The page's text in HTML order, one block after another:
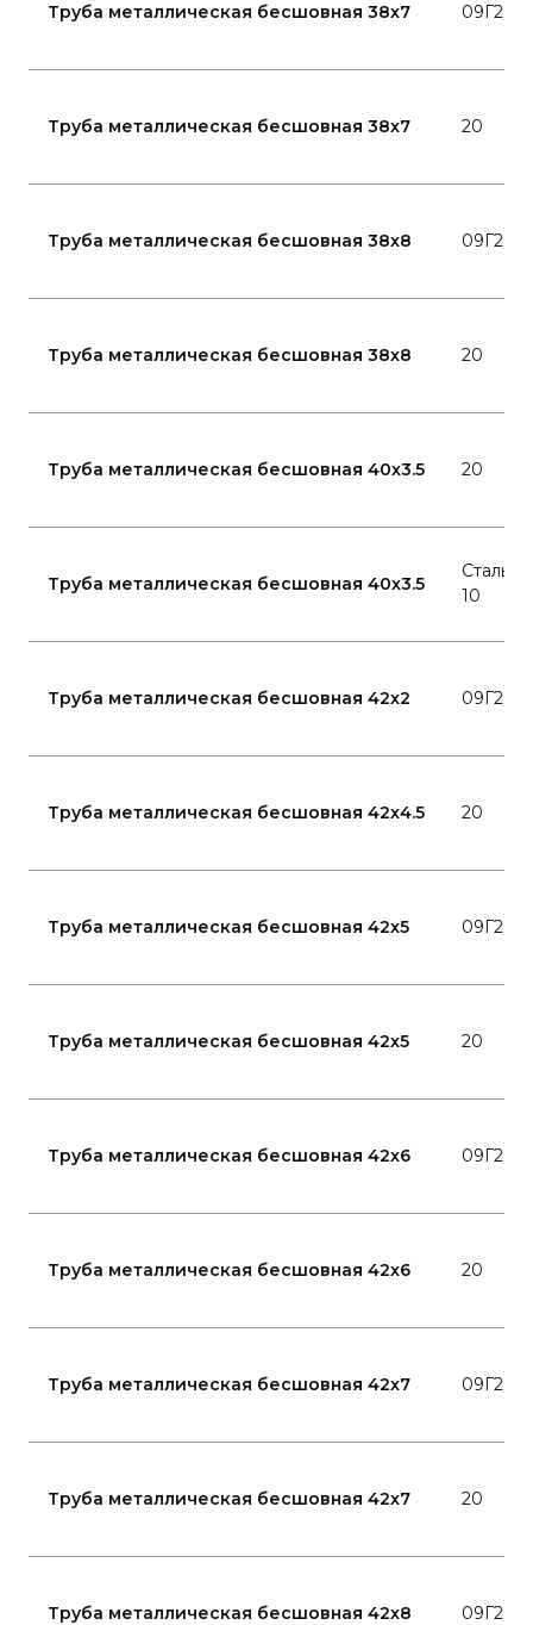
Труба металлическая бесшовная 38x7 09Г2С
Труба металлическая бесшовная 38x7 20
Труба металлическая бесшовная 38x8 09Г2С
Труба металлическая бесшовная 38x8 20
Труба металлическая бесшовная 40x3.5 20
Труба металлическая бесшовная 40x3.5
Сталь
10
Труба металлическая бесшовная 42x2 09Г2С
Труба металлическая бесшовная 42x4.5 20
Труба металлическая бесшовная 42x5 09Г2С
Труба металлическая бесшовная 42x5 20
Труба металлическая бесшовная 42x6 09Г2С
Труба металлическая бесшовная 42x6 20
Труба металлическая бесшовная 42x7 09Г2С
Труба металлическая бесшовная 42x7 20
Труба металлическая бесшовная 42x8 09Г2С